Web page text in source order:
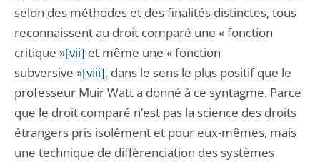
selon des méthodes et des finalités distinctes, tous
reconnaissent au droit comparé une « fonction
critique »[vii] et même une « fonction
subversive »[viii], dans le sens le plus positif que le
professeur Muir Watt a donné à ce syntagme. Parce
que le droit comparé n’est pas la science des droits
étrangers pris isolément et pour eux-mêmes, mais
une technique de différenciation des systèmes